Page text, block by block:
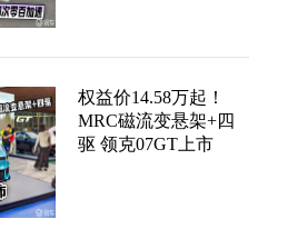
权益价14.58万起！
MRC磁流变悬架+四
驱 领克07GT上市